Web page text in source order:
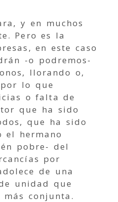
y en muchos
Pero es la
en este caso
-o podremos-
llorando o,
lo que
o falta de
que ha sido
que ha sido
el hermano
pobre- del
por
de una
unidad que
conjunta.